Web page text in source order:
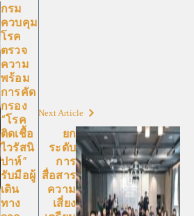
กรม
ควบคุม
โรค
ตรวจ
ความ
พร้อม
การคัด
กรอง
“โรค
ติดเชื้อ
ไวรัสนิ
ปาห์”
รับมือผู้
เดิน
ทาง
Next Article
ยก
ระดับ
การ
สื่อสาร
ความ
เสี่ยง